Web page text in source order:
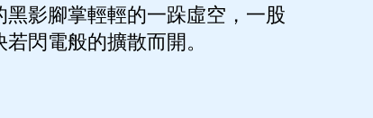
黑影腳掌輕輕的一跺虛空，一股
閃電般的擴散而開。